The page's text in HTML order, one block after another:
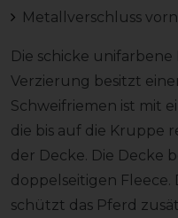
Metallverschluss
Die schicke
Verzierung besitzt
Schweifriemen ist mit
die bis auf die Kruppe
der Decke. Die Decke
doppelseitigen Fleece.
schützt das Pferd